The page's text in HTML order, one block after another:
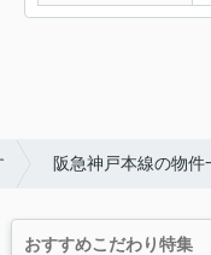
阪急神戸本線の物件
おすすめこだわり特集